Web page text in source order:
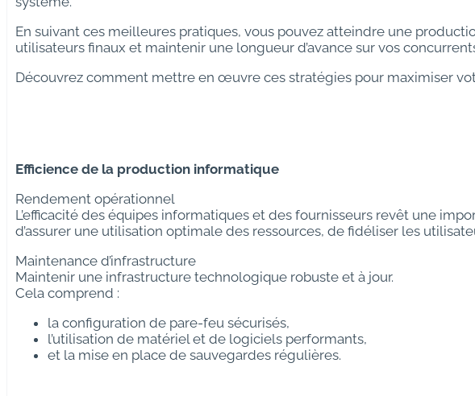
En suivant ces meilleures pratiques, vous pouvez atteindre une
utilisateurs finaux et maintenir une longueur d’avance sur vos
Découvrez comment mettre en œuvre ces stratégies pour maximiser
Efficience de la production informatique
Rendement opérationnel
L’efficacité des équipes informatiques et des fournisseurs revêt une
d’assurer une utilisation optimale des ressources, de fidéliser les
Maintenance d’infrastructure
Maintenir une infrastructure technologique robuste et à jour.
Cela comprend :
la configuration de pare-feu sécurisés,
l’utilisation de matériel et de logiciels performants,
et la mise en place de sauvegardes régulières.